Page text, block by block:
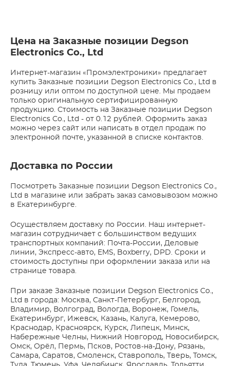
Цена на Заказные позиции Degson
Electronics Co., Ltd
Интернет-магазин «Промэлектроники» предлагает
купить Заказные позиции Degson Electronics Co., Ltd в
розницу или оптом по доступной цене. Мы продаем
только оригинальную сертифицированную
продукцию. Стоимость на Заказные позиции Degson
Electronics Co., Ltd - от 0.12 рублей. Оформить заказ
можно через сайт или написать в отдел продаж по
электронной почте, указанной в списке контактов.
Доставка по России
Посмотреть Заказные позиции Degson Electronics Co.,
Ltd в магазине или забрать заказ самовывозом можно
в Екатеринбурге.
Осуществляем доставку по России. Наш интернет-
магазин сотрудничает с большинством ведущих
транспортных компаний: Почта-России, Деловые
линии, Экспресс-авто, EMS, Boxberry, DPD. Сроки и
стоимость доступны при оформлении заказа или на
странице товара.
При заказе Заказные позиции Degson Electronics Co.,
Ltd в города: Москва, Санкт-Петербург, Белгород,
Владимир, Волгоград, Вологда, Воронеж, Гомель,
Екатеринбург, Ижевск, Казань, Калуга, Кемерово,
Краснодар, Красноярск, Курск, Липецк, Минск,
Набережные Челны, Нижний Новгород, Новосибирск,
Омск, Орёл, Пермь, Псков, Ростов-на-Дону, Рязань,
Самара, Саратов, Смоленск, Ставрополь, Тверь, Томск,